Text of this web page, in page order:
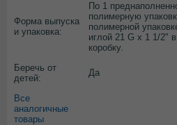
Форма выпуска
и упаковка:
По 1
полимерную
полимерной
иглой 21 G х 1 1/2"
коробку.
Беречь от
детей:
Да
Все
аналогичные
товары